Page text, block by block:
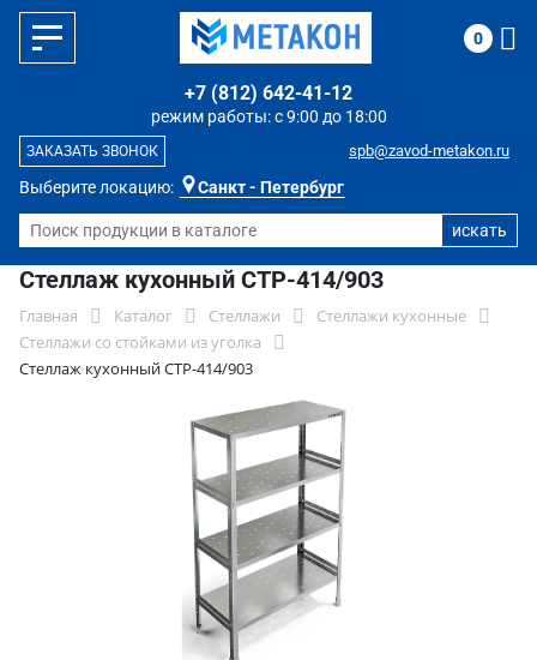
Выберите локацию: Санкт - Петербург
режим работы: с 9:00 до 18:00
+7 (812) 642-41-12
spb@zavod-metakon.ru
ЗАКАЗАТЬ ЗВОНОК
0
Стеллаж кухонный СТР-414/903
Главная Каталог Стеллажи
Стеллажи кухонные
Стеллажи со стойками из уголка
Стеллаж кухонный СТР-414/903